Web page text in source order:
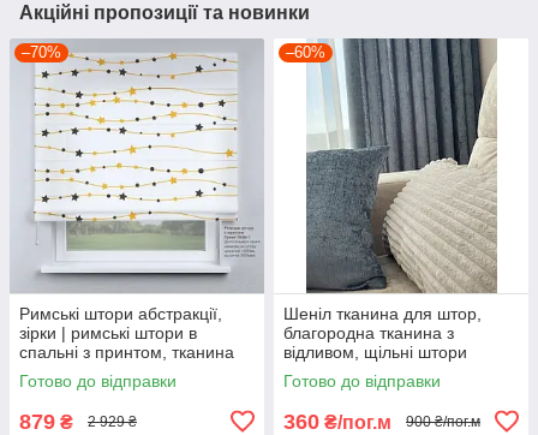
Акційні пропозиції та новинки
–70%
Римські штори абстракції,
зірки | римські штори в
спальні з принтом, тканина
блікаут сірий фон шхв
140х170см
Готово до відправки
879 ₴ 2 929 ₴
–60%
Шеніл тканина для штор,
благородна тканина з
відливом, щільні штори
тканина під оксамит сіро-
блакитний залишок 3,15 м
Готово до відправки
360 ₴/пог.м 900 ₴/пог.м